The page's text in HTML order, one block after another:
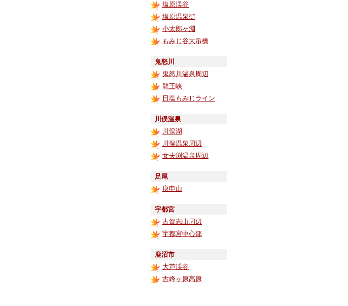
塩原渓谷
塩原温泉街
小太郎ヶ淵
もみじ谷大吊橋
鬼怒川
鬼怒川温泉周辺
龍王峡
日塩もみじライン
川俣温泉
川俣湖
川俣温泉周辺
女夫渕温泉周辺
足尾
庚申山
宇都宮
古賀志山周辺
宇都宮中心部
鹿沼市
大芦渓谷
古峰ヶ原高原